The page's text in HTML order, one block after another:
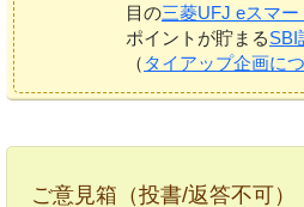
目の三菱UFJ eスマー
ポイントが貯まるSBI
（ タイアップ企画に
ご意見箱（投書/返答不可）